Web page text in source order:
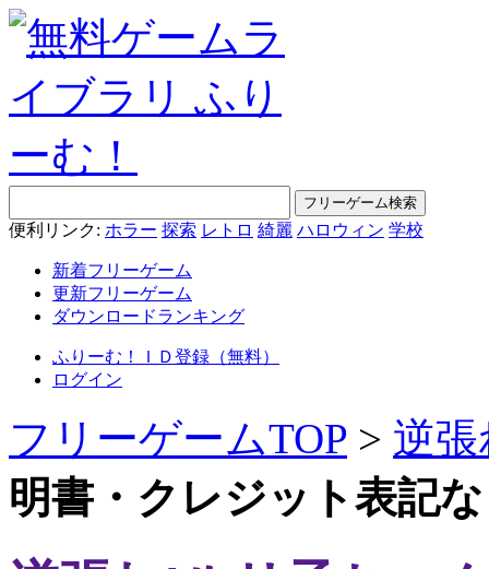
便利リンク: ホラー 探索 レトロ 綺麗 ハロウィン 学校
新着フリーゲーム
更新フリーゲーム
ダウンロードランキング
ふりーむ！ＩＤ登録（無料）
ログイン
フリーゲームTOP > 逆
明書・クレジット表記